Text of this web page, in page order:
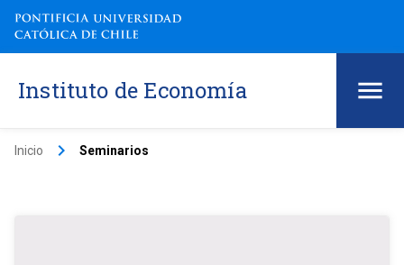
Instituto de Economía
Inicio keyboard_arrow_right Seminarios